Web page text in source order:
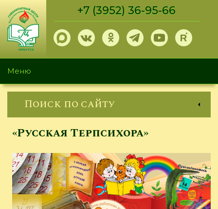
Перейти
основному
содержанию
+7 (3952) 36-95-66
Меню
Поиск по сайту
«Русская Терпсихора»